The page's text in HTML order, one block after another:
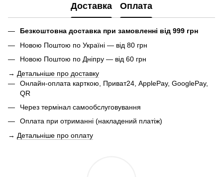
Доставка Оплата
Безкоштовна доставка при замовленні від 999 грн
Новою Поштою по Україні — від 80 грн
Новою Поштою по Дніпру — від 60 грн
→ Детальніше про доставку
Онлайн-оплата карткою, Приват24, ApplePay, GooglePay,
QR
Через термінал самообслуговування
Оплата при отриманні (накладений платіж)
→ Детальніше про оплату